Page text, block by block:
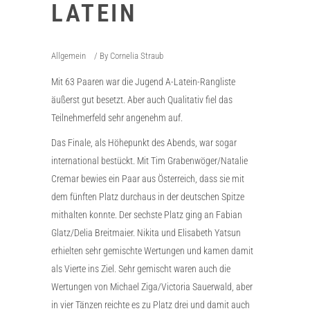
LATEIN
Allgemein By Cornelia Straub
Mit 63 Paaren war die Jugend A-Latein-Rangliste
äußerst gut besetzt. Aber auch Qualitativ fiel das
Teilnehmerfeld sehr angenehm auf.
Das Finale, als Höhepunkt des Abends, war sogar
international bestückt. Mit Tim Grabenwöger/Natalie
Cremar bewies ein Paar aus Österreich, dass sie mit
dem fünften Platz durchaus in der deutschen Spitze
mithalten konnte. Der sechste Platz ging an Fabian
Glatz/Delia Breitmaier. Nikita und Elisabeth Yatsun
erhielten sehr gemischte Wertungen und kamen damit
als Vierte ins Ziel. Sehr gemischt waren auch die
Wertungen von Michael Ziga/Victoria Sauerwald, aber
in vier Tänzen reichte es zu Platz drei und damit auch